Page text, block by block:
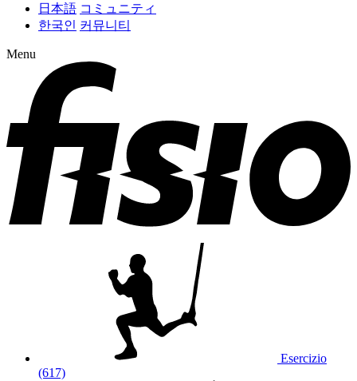
日本語 コミュニティ
한국인 커뮤니티
Menu
Esercizio
(617)